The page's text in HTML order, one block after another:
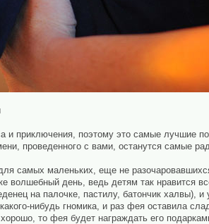
и приключения, поэтому это самые лучшие
проведенного с вами, останутся самые
самых маленьких, еще не
день, ведь детям так нравится
на палочке, пастилу, батончик халвы), и
нибудь гномика, и раз фея оставила
то фея будет награждать его